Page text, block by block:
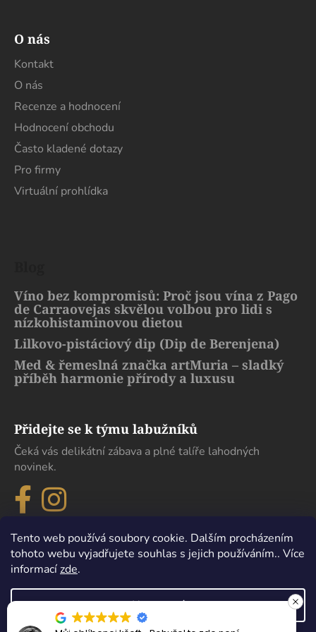
Tento web používá soubory cookie. Dalším procházením
tohoto webu vyjadřujete souhlas s jejich používáním.. Více
informacízde.
Nastavení
O nás
Kontakt
O nás
Recenze a hodnocení
Hodnocení obchodu
Často kladené dotazy
Pro firmy
Virtuální prohlídka
Víno bez kompromisů: Proč jsou vína z Pago
de Carraovejas skvělou volbou pro lidi s
nízkohistaminovou dietou
Lilkovo-pistáciový dip (Dip de Berenjena)
Med & řemeslná značka artMuria – sladký
příběh harmonie přírody a luxusu
Přidejte se k týmu labužníků
Čeká vás delikátní zábava a plné talíře lahodných
novinek.